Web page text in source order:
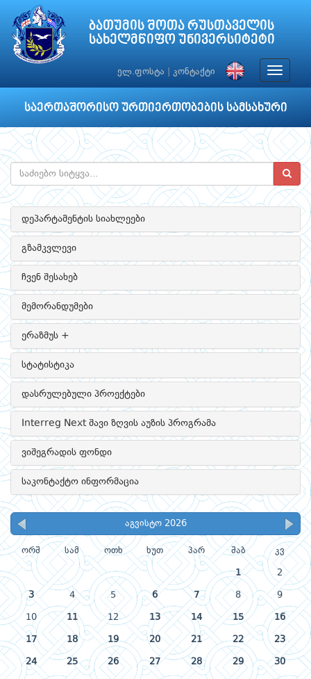
ბათუმის შოთა რუსთაველის
სახელმწიფო უნივერსიტეტი
ელ.ფოსტა კონტაქტი
Toggle
საერთაშორისო ურთიერთობების სამსახური
დეპარტამენტის სიახლეები
გზამკვლევი
ჩვენ შესახებ
მემორანდუმები
ერაზმუს +
სტატისტიკა
დასრულებული პროექტები
Interreg Next შავი ზღვის აუზის პროგრამა
ვიშეგრადის ფონდი
საკონტაქტო ინფორმაცია
აგვისტო 2026
ორშ სამ ოთხ ხუთ პარ შაბ კვ
1 2
3 4 5 6 7 8 9
10 11 12 13 14 15 16
17 18 19 20 21 22 23
24 25 26 27 28 29 30